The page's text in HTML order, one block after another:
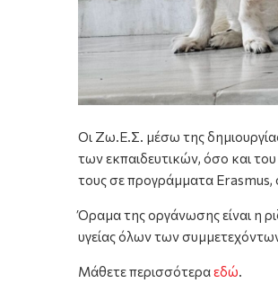
Οι Ζω.Ε.Σ. μέσω της
των εκπαιδευτικών, όσο και
τους σε προγράμματα
Όραμα της οργάνωσης είναι η
υγείας όλων των
Μάθετε περισσότεραεδώ